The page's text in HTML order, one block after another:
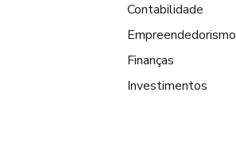
Contabilidade
Empreendedorismo
Finanças
Investimentos